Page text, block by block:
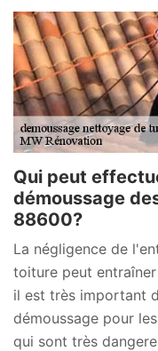
Qui peut
démoussage
88600?
La négligence de
toiture peut
il est très important
démoussage pour
qui sont très